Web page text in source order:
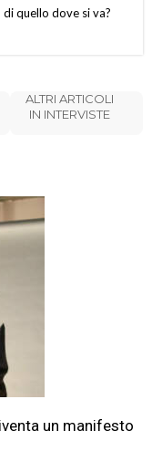
di quello dove si va?
ALTRI ARTICOLI
IN INTERVISTE
un manifesto